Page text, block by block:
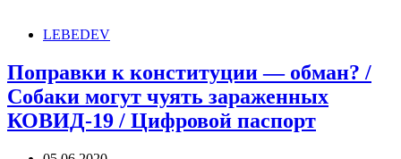
LEBEDEV
Поправки к конституции — обман? /
Собаки могут чуять зараженных
КОВИД-19 / Цифровой паспорт